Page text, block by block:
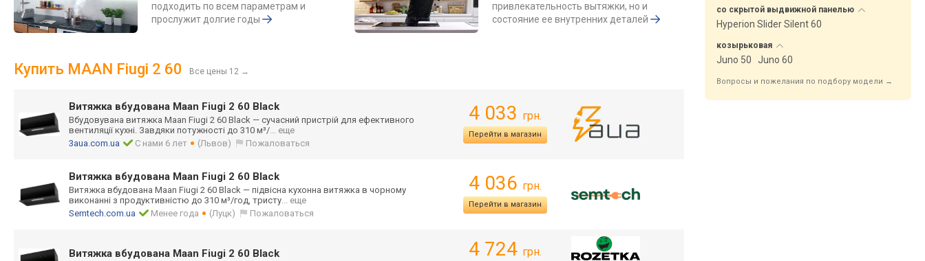
подходить по всем параметрам и
прослужит долгие годы
привлекательность вытяжки, но и
состояние ее внутренних деталей
Купить MAAN Fiugi 2 60 Все цены 12 →
Витяжка вбудована Maan Fiugi 2 60 Black
Вбудовувана витяжка Maan Fiugi 2 60 Black — сучасний пристрій для ефективного
вентиляції кухні. Завдяки потужності до 310 м³/... еще
3aua.com.ua
С нами 6 лет (Львов) Пожаловаться
4 033 грн.
Перейти в магазин
Витяжка вбудована Maan Fiugi 2 60 Black
Витяжка вбудована Maan Fiugi 2 60 Black — підвісна кухонна витяжка в чорному
виконанні з продуктивністю до 310 м³/год, тристу... еще
Semtech.com.ua
Менее года (Луцк) Пожаловаться
4 036 грн.
Перейти в магазин
Витяжка вбудована Maan Fiugi 2 60 Black 4 724 грн.
со скрытой выдвижной панелью
Hyperion Slider Silent 60
козырьковая
Juno 50 Juno 60
Вопросы и пожелания по подбору модели →